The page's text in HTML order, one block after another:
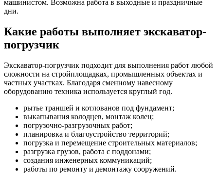
машинистом. Возможна работа в выходные и праздничные
дни.
Какие работы выполняет экскаватор-
погрузчик
Экскаватор-погрузчик подходит для выполнения работ любой
сложности на стройплощадках, промышленных объектах и
частных участках. Благодаря сменному навесному
оборудованию техника используется круглый год.
рытье траншей и котлованов под фундамент;
выкапывания колодцев, монтаж колец;
погрузочно-разгрузочных работ;
планировка и благоустройство территорий;
погрузка и перемещение строительных материалов;
разгрузка грузов, работа с поддонами;
создания инженерных коммуникаций;
работы по ремонту и демонтажу сооружений.